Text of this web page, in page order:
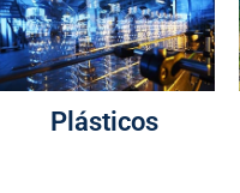
Plásticos